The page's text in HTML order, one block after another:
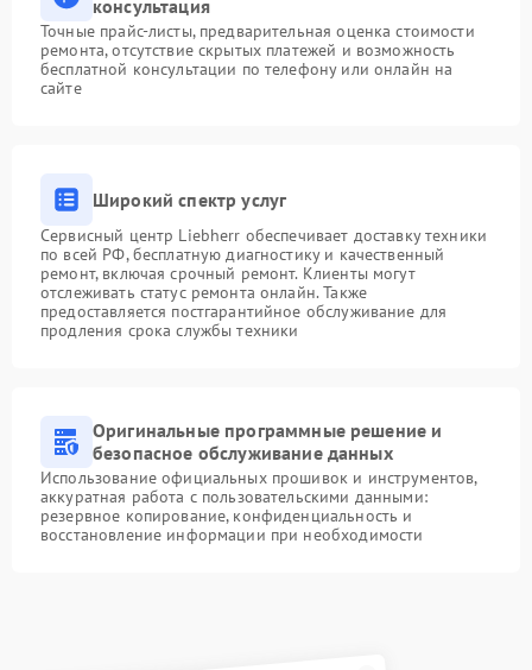
консультация
Точные прайс-листы, предварительная оценка стоимости
ремонта, отсутствие скрытых платежей и возможность
бесплатной консультации по телефону или онлайн на
сайте
Широкий спектр услуг
Сервисный центр Liebherr обеспечивает доставку техники
по всей РФ, бесплатную диагностику и качественный
ремонт, включая срочный ремонт. Клиенты могут
отслеживать статус ремонта онлайн. Также
предоставляется постгарантийное обслуживание для
продления срока службы техники
Оригинальные программные решение и
безопасное обслуживание данных
Использование официальных прошивок и инструментов,
аккуратная работа с пользовательскими данными:
резервное копирование, конфиденциальность и
восстановление информации при необходимости